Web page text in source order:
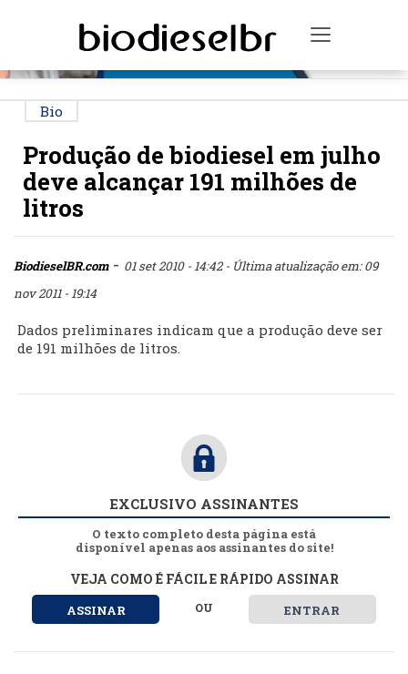
Toggle
Bio
Produção de biodiesel em julho
deve alcançar 191 milhões de
litros
BiodieselBR.com- 01 set 2010 - 14:42- Última atualização em: 09
nov 2011 - 19:14
Dados preliminares indicam que a produção deve ser
de 191 milhões de litros.
EXCLUSIVO ASSINANTES
O texto completo desta página está
disponível apenas aos assinantes do site!
VEJA COMO É FÁCIL E RÁPIDO ASSINAR
ASSINAR OU ENTRAR